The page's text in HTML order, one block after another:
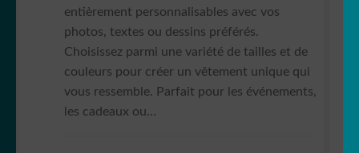
entièrement personnalisables avec vos
photos, textes ou dessins préférés.
Choisissez parmi une variété de tailles et de
couleurs pour créer un vêtement unique qui
vous ressemble. Parfait pour les événements,
les cadeaux ou…